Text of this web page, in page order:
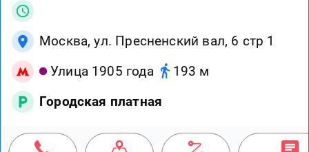
Москва, ул. Пресненский вал, 6 стр 1
Улица 1905 года
193 м
Городская платная